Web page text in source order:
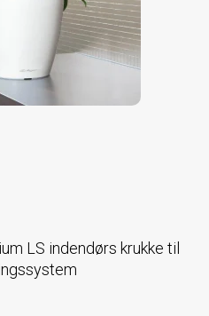
LS indendørs krukke til